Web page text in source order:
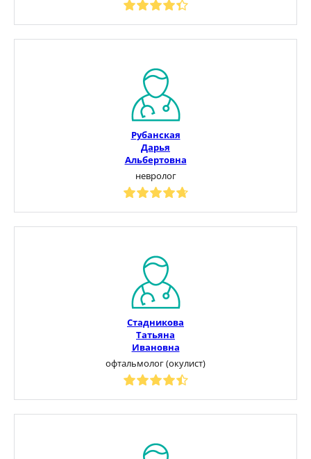
Рубанская
Дарья
Альбертовна
невролог
Стадникова
Татьяна
Ивановна
офтальмолог (окулист)